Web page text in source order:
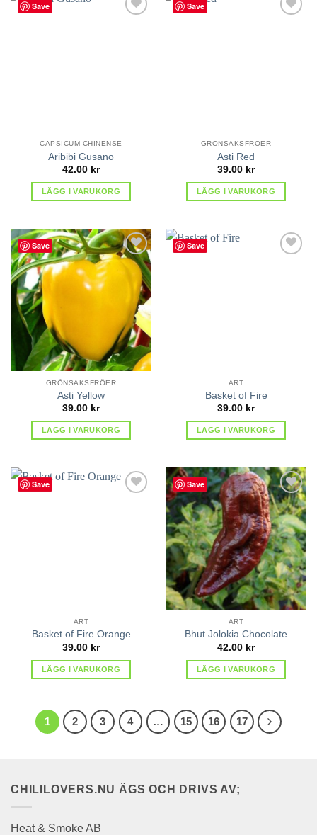
Save
CAPSICUM CHINENSE
Aribibi Gusano
42.00 kr
LÄGG I VARUKORG
Save
GRÖNSAKSFRÖER
Asti Red
39.00 kr
LÄGG I VARUKORG
Save
lägg till
favoriter
GRÖNSAKSFRÖER
Asti Yellow
39.00 kr
LÄGG I VARUKORG
Save
ART
Basket of Fire
39.00 kr
LÄGG I VARUKORG
Save
ART
Basket of Fire Orange
39.00 kr
LÄGG I VARUKORG
Save
lägg till
i
favoriter
ART
Bhut Jolokia Chocolate
42.00 kr
LÄGG I VARUKORG
1 2 3 4 … 15 16 17
CHILILOVERS.NU ÄGS OCH DRIVS AV;
Heat & Smoke AB